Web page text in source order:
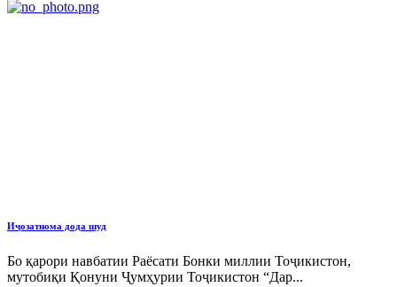
Иҷозатнома дода шуд
Бо қарори навбатии Раёсати Бонки миллии Тоҷикистон,
мутобиқи Қонуни Ҷумҳурии Тоҷикистон “Дар...